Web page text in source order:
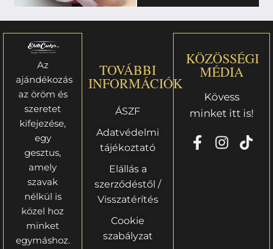
Az
ajándékozás
az öröm és
szeretet
kifejezése,
egy
gesztus,
amely
szavak
nélkül is
közel hoz
minket
egymáshoz.
TOVÁBBI
INFORMÁCIÓK
ÁSZF
Adatvédelmi
tájékoztató
Elállás a
szerződéstől /
Visszatérítés
Cookie
szabályzat
KÖZÖSSÉGI
MÉDIA
Kövess
minket itt is!